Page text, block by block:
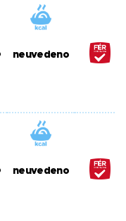
neuvedeno
neuvedeno